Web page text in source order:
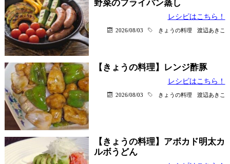
野菜のフライパン蒸し
レシピはこちら！
2026/08/03 きょうの料理 渡辺あきこ
【きょうの料理】レンジ酢豚
レシピはこちら！
2026/08/03 きょうの料理 渡辺あきこ
【きょうの料理】アボカド明太カ
ルボうどん